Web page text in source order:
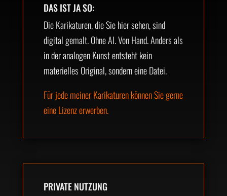
DAS IST JA SO:
Die Karikaturen, die Sie hier sehen, sind
digital gemalt. Ohne AI. Von Hand. Anders als
in der analogen Kunst entsteht kein
materielles Original, sondern eine Datei.
Für jede meiner Karikaturen können Sie gerne
eine Lizenz erwerben.
PRIVATE NUTZUNG